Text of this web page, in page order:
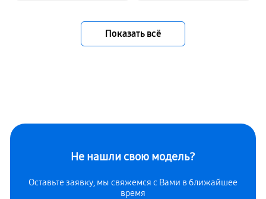
Показать всё
Не нашли свою модель?
Оставьте заявку, мы свяжемся с Вами в ближайшее
время